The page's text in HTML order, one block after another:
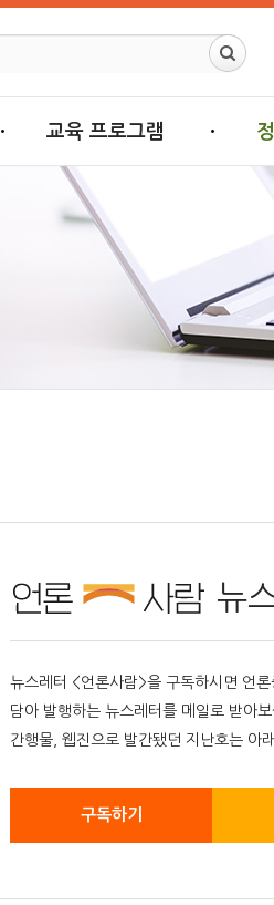
교육 프로그램
뉴
뉴스레터 <언론사람>을 구독하시면 언
담아 발행하는 뉴스레터를 메일로 받아보
간행물, 웹진으로 발간됐던 지난호는 아
구독하기